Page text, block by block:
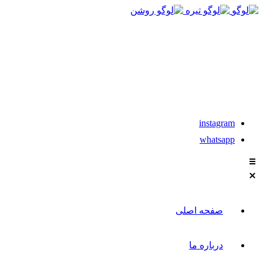
instagram
whatsapp
صفحه اصلی
درباره ما